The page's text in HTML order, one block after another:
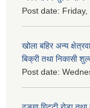
Post date:
खोला बहिर अन्य
बिक्री तथा निकासी
Post date: